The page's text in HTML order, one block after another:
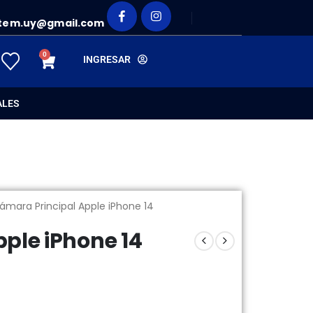
0 INGRESAR
Principal Apple iPhone 14
iPhone 14